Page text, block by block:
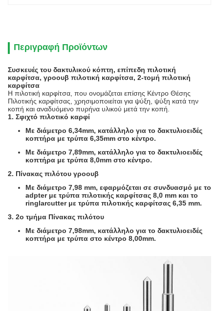
Περιγραφή Προϊόντων
Συσκευές του δακτυλικού κόπτη, επίπεδη πιλοτική
καρφίτσα, γροουβ πιλοτική καρφίτσα, 2-τομή πιλοτική
καρφίτσα
Η πιλοτική καρφίτσα, που ονομάζεται επίσης Κέντρο Θέσης
Πιλοτικής καρφίτσας, χρησιμοποιείται για ψύξη, ψύξη κατά την
κοπή και αναδυόμενο πυρήνα υλικού μετά την κοπή.
1. Σφιχτό πιλοτικό καρφί
Με διάμετρο 6,34mm, κατάλληλο για το δακτυλιοειδές
κοπτήρα με τρύπα 6,35mm στο κέντρο.
Με διάμετρο 7,89mm, κατάλληλο για το δακτυλιοειδές
κοπτήρα με τρύπα 8,0mm στο κέντρο.
2. Πίνακας πιλότου γροουβ
Με διάμετρο 7,98 mm, εφαρμόζεται σε συνδυασμό με το
adpter με τρύπα πιλοτικής καρφίτσας 8,0 mm και το
ringlarcutter με τρύπα πιλοτικής καρφίτσας 6,35 mm.
3. 2ο τμήμα Πίνακας πιλότου
Με διάμετρο 7,98mm, κατάλληλο για το δακτυλιοειδές
κοπτήρα με τρύπα στο κέντρο 8,00mm.